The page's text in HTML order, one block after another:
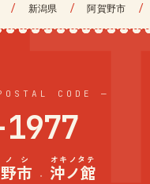
/ 新潟県 / 阿賀野市 /
CODE —
市
シ
· 沖ノ館
オキノタテ